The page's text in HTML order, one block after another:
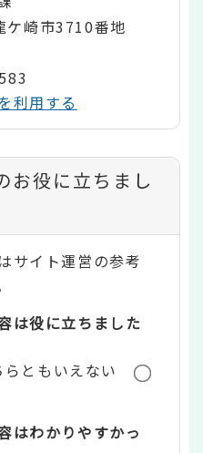
崎市3710番地
利用する
お役に立ちまし
サイト運営の参考
は役に立ちました
らともいえない
はわかりやすかっ